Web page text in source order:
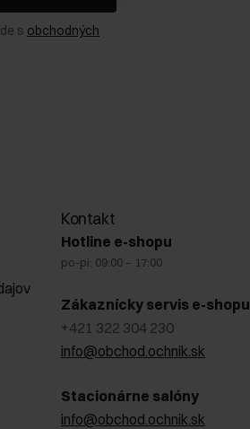
s obchodných
Kontakt
Hotline e-shopu
po-pi: 09:00 – 17:00
Zákaznícky servis e-shopu
+421 322 304 230
info@obchod.ochnik.sk
Stacionárne salóny
info@obchod.ochnik.sk